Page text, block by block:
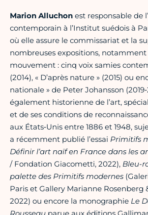
Marion Alluchon est responsable de
contemporain à l’Institut suédois à
où elle assure le commissariat et la
nombreuses expositions, notamment
mouvement : cinq voix samies
(2014), « D’après nature » (2015) ou
nationale » de Peter Johansson
également historienne de l’art,
et de ses conditions de
aux États‑Unis entre 1886 et 1948,
a récemment publié l’essai Primitifs
Définir l’art naïf en France dans les
/ Fondation Giacometti, 2022), Bleu-
palette des Primitifs modernes
Paris et Gallery Marianne Rosenberg
2022) ou encore la monographie Le